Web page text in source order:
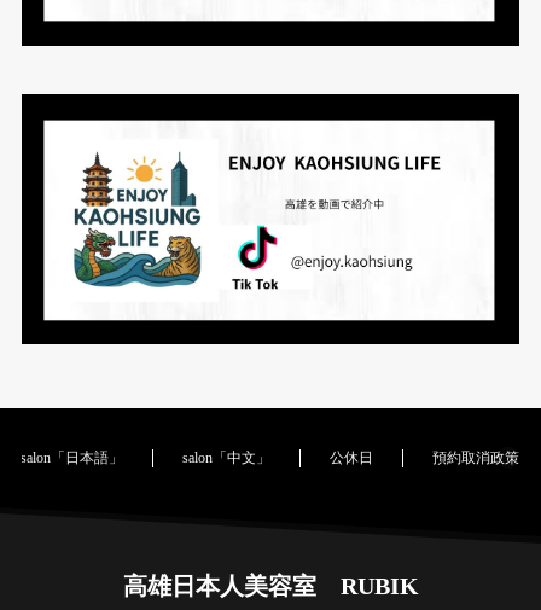
salon「日本語」 salon「中文」 公休日 預約取消政策｜
高雄日本人美容室 RUBIK